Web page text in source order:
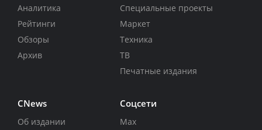
Аналитика
Рейтинги
Обзоры
Архив
Специальные проекты
Маркет
Техника
ТВ
Печатные издания
CNews
Об издании
Соцсети
Max